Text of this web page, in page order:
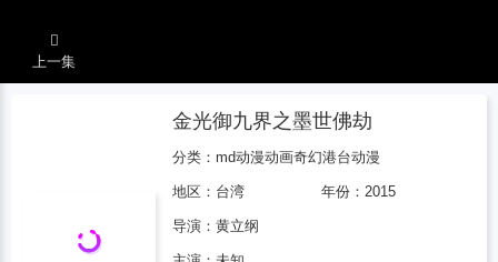
上一集
金光御九界之墨世佛劫
分类： md动漫动画奇幻港台动漫
地区： 台湾 年份： 2015
导演： 黄立纲